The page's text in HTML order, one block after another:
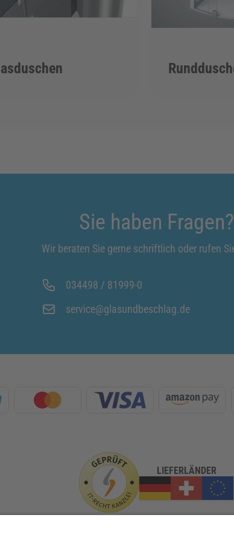
Sie haben Fragen?
Wir beraten Sie gerne schriftlich oder rufen
034498 / 81999-0
service@glasundbeschlag.de
LIEFERLÄNDER